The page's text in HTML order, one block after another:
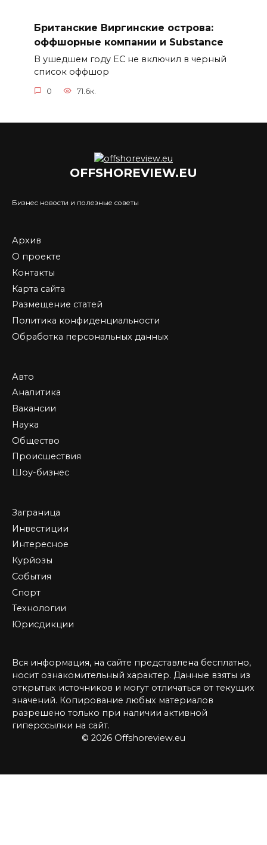
Британские Виргинские острова:
оффшорные компании и Substance
В ушедшем году ЕС не включил в черный
список оффшор
0 71.6к.
OFFSHOREVIEW.EU
Бизнес новости и полезные советы
Архив
О проекте
Контакты
Карта сайта
Размещение статей
Политика конфиденциальности
Обработка персональных данных
Авто
Аналитика
Вакансии
Наука
Общество
Происшествия
Шоу-бизнес
Заграница
Инвестиции
Интересное
Курйозы
События
Спорт
Технологии
Юрисдикции
Вся информация, на сайте представлена бесплатно,
носит ознакомительный характер. Данные взяты из
открытых источников и могут отличаться от текущих
значений. Копирование любых материалов
разрешено только при наличии активной
гиперссылки на сайт.
© 2026 Offshoreview.eu